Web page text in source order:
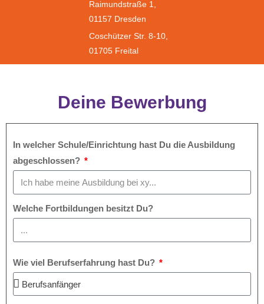
Raimundstraße 1,
01157 Dresden
Coschützer Str. 8-10,
01705 Freital
Deine Bewerbung
In welcher Schule/Einrichtung hast Du die Ausbildung
abgeschlossen?
Welche Fortbildungen besitzt Du?
Wie viel Berufserfahrung hast Du?